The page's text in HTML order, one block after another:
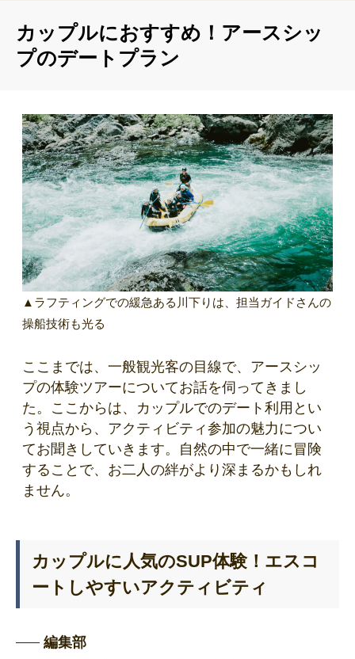
カップルにおすすめ！アースシッ
プのデートプラン
▲ラフティングでの緩急ある川下りは、担当ガイドさんの
操船技術も光る
ここまでは、一般観光客の目線で、アースシッ
プの体験ツアーについてお話を伺ってきまし
た。ここからは、カップルでのデート利用とい
う視点から、アクティビティ参加の魅力につい
てお聞きしていきます。自然の中で一緒に冒険
することで、お二人の絆がより深まるかもしれ
ません。
カップルに人気のSUP体験！エスコ
ートしやすいアクティビティ
編集部